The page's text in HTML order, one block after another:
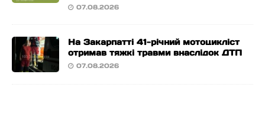
07.08.2026
На Закарпатті 41-річний мотоцикліст
отримав тяжкі травми внаслідок ДТП
07.08.2026